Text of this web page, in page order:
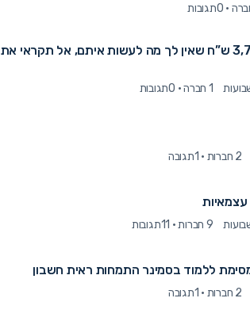
· 0תגובות
אם יש לך בחשבון הבנק עודף של 3,728 ש”ח שאין לך מה לעשות איתם, אל תקראי את
1 חברה · 0תגובות
2 חברות · 1תגובה
9 חברות · 11תגובות
ללמוד בסמינר התמחות ראית חשבון
2 חברות · 1תגובה